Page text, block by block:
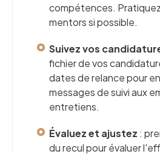
compétences.
mentors si possible.
Suivez vos
fichier de vos
dates de relance pour
messages de suivi aux
entretiens.
Évaluez et ajustez :
du recul pour évaluer